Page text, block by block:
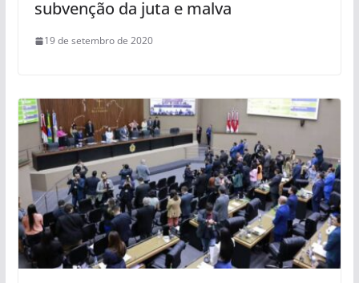
subvenção da juta e malva
19 de setembro de 2020